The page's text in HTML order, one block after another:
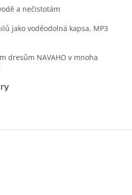
a nečistotám
jako voděodolná kapsa, MP3
dresům NAVAHO v mnoha